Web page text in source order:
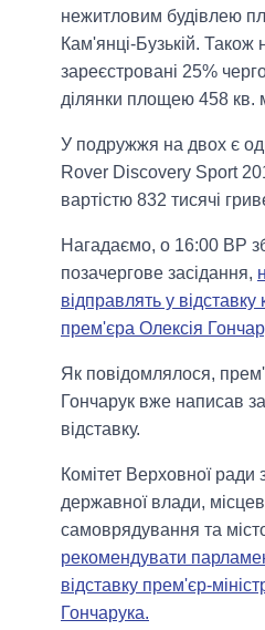
нежитловим будівлею
Кам'янці-Бузькій.
зареєстровані 25%
ділянки площею 458 кв.
У подружжя на двох є
Rover Discovery Sport
вартістю 832 тисячі
Нагадаємо, о 16:00 ВР
позачергове засідання,
відправлять у відставку
прем'єра Олексія
Як повідомлялося,
Гончарук вже написав
відставку.
Комітет Верховної ради
державної влади,
самоврядування та
рекомендувати
відставку прем'єр-
Гончарука.